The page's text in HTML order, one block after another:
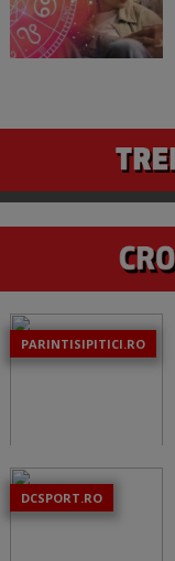
PARINTISIPITICI.RO
DCSPORT.RO